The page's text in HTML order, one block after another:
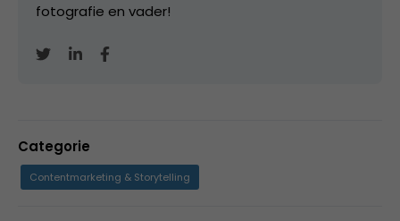
fotografie en vader!
Categorie
Contentmarketing & Storytelling